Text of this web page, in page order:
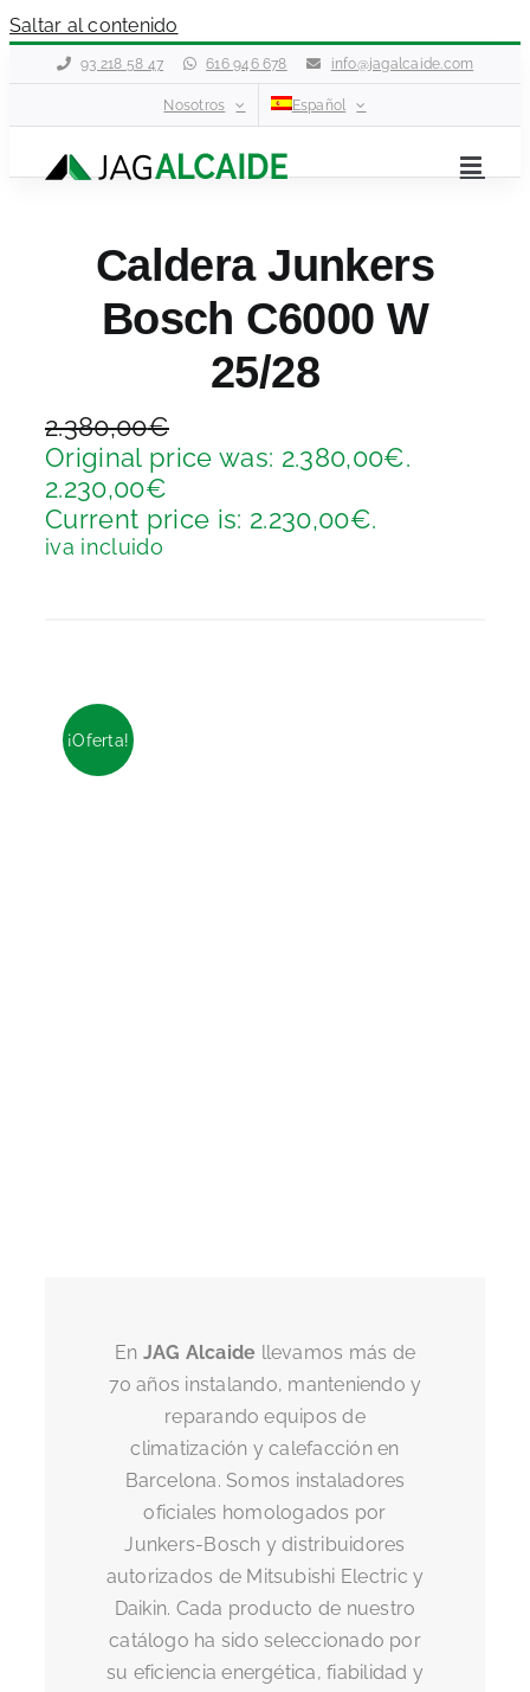
Saltar al contenido
93 218 58 47 616 946 678 info@jagalcaide.com
Nosotros Español
Caldera Junkers
Bosch C6000 W
25/28
2.380,00€
Original price was: 2.380,00€.
2.230,00€
Current price is: 2.230,00€.
iva incluido
¡Oferta!
En JAG Alcaide llevamos más de
70 años instalando, manteniendo y
reparando equipos de
climatización y calefacción en
Barcelona. Somos instaladores
oficiales homologados por
Junkers-Bosch y distribuidores
autorizados de Mitsubishi Electric y
Daikin. Cada producto de nuestro
catálogo ha sido seleccionado por
su eficiencia energética, fiabilidad y